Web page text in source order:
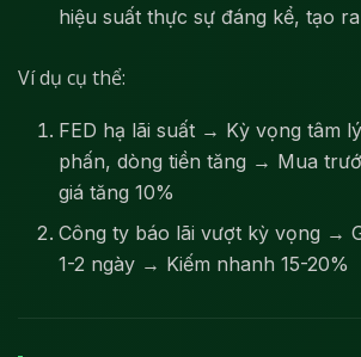
hiệu suất thực sự đáng kể, tạo
Ví dụ cụ thể:
FED hạ lãi suất → Kỳ vọng tâm
phấn, dòng tiền tăng → Mua
giá tăng 10%
Công ty báo lãi vượt kỳ vọng →
1-2 ngày → Kiếm nhanh 15-20%